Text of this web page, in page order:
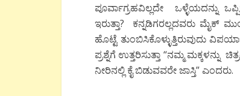
ಪೂರ್ವಾಗ್ರಹವಿಲ್ಲದೇ ಒಳ್ಳೆಯದನ್ನು
ಇರುತ್ತಾ? ಕನ್ನಡಿಗರಲ್ಲದವರು ಮೈಕ್
ಹೊಟ್ಟೆ ತುಂಬಿಸಿಕೊಳ್ಳುತ್ತಿರುವುದು
ಪ್ರಶ್ನೆಗೆ ಉತ್ತರಿಸುತ್ತಾ “ನಮ್ಮ ಮಕ್ಕಳನ್ನು
ನೀರಿನಲ್ಲಿ ಕೈ ಬಿಡುವವರೇ ಜಾಸ್ತಿ” ಎಂದರು.